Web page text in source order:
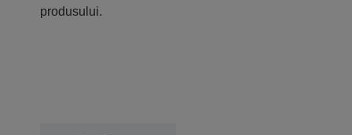
produsului.